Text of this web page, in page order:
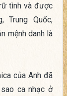
tình và được
Trung Quốc,
mệnh danh là
của Anh đã
ca nhạc ở